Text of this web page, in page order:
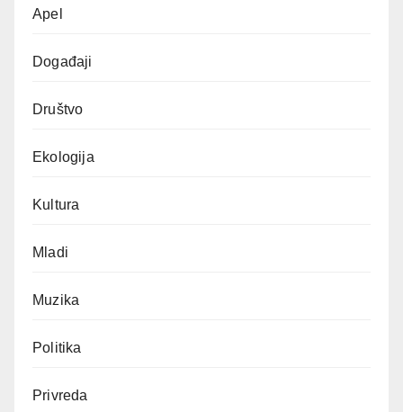
Apel
Događaji
Društvo
Ekologija
Kultura
Mladi
Muzika
Politika
Privreda